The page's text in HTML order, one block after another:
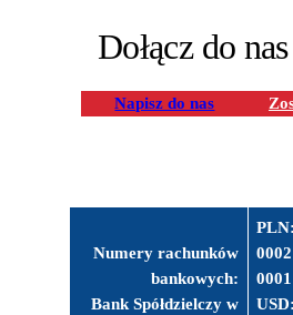
Dołącz do
Napisz do nas
Numery rachunków
bankowych:
Bank Spółdzielczy w